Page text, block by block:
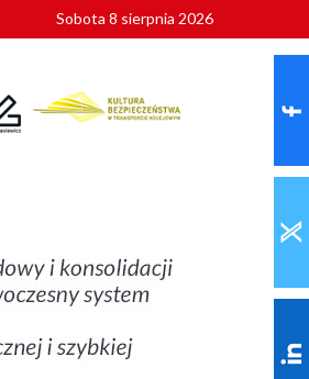
Sobota 8 sierpnia 2026